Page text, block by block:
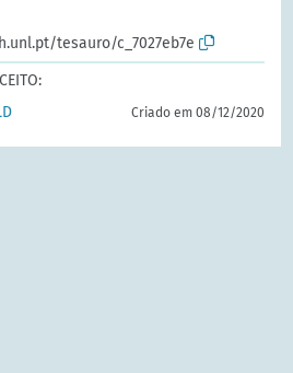
tesauro/c_7027eb7e
Criado em 08/12/2020